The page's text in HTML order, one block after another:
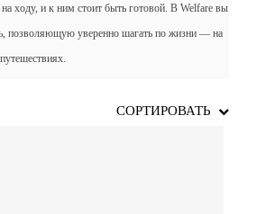
ходу, и к ним стоит быть готовой. В Welfare вы
позволяющую уверенно шагать по жизни — на
СОРТИРОВАТЬ